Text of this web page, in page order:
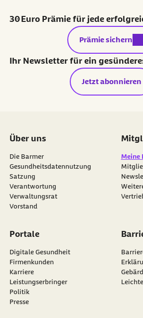
30 Euro Prämie für jede
externer Link:
Prämie sichern
Ihr Newsletter für ein
Jetzt abonnieren
Über uns
Die Barmer
Gesundheitsdatennutzung
Satzung
Verantwortung
Verwaltungsrat
Vorstand
Meine
Portale
Digitale Gesundheit
Firmenkunden
Karriere
Leistungserbringer
Politik
Presse